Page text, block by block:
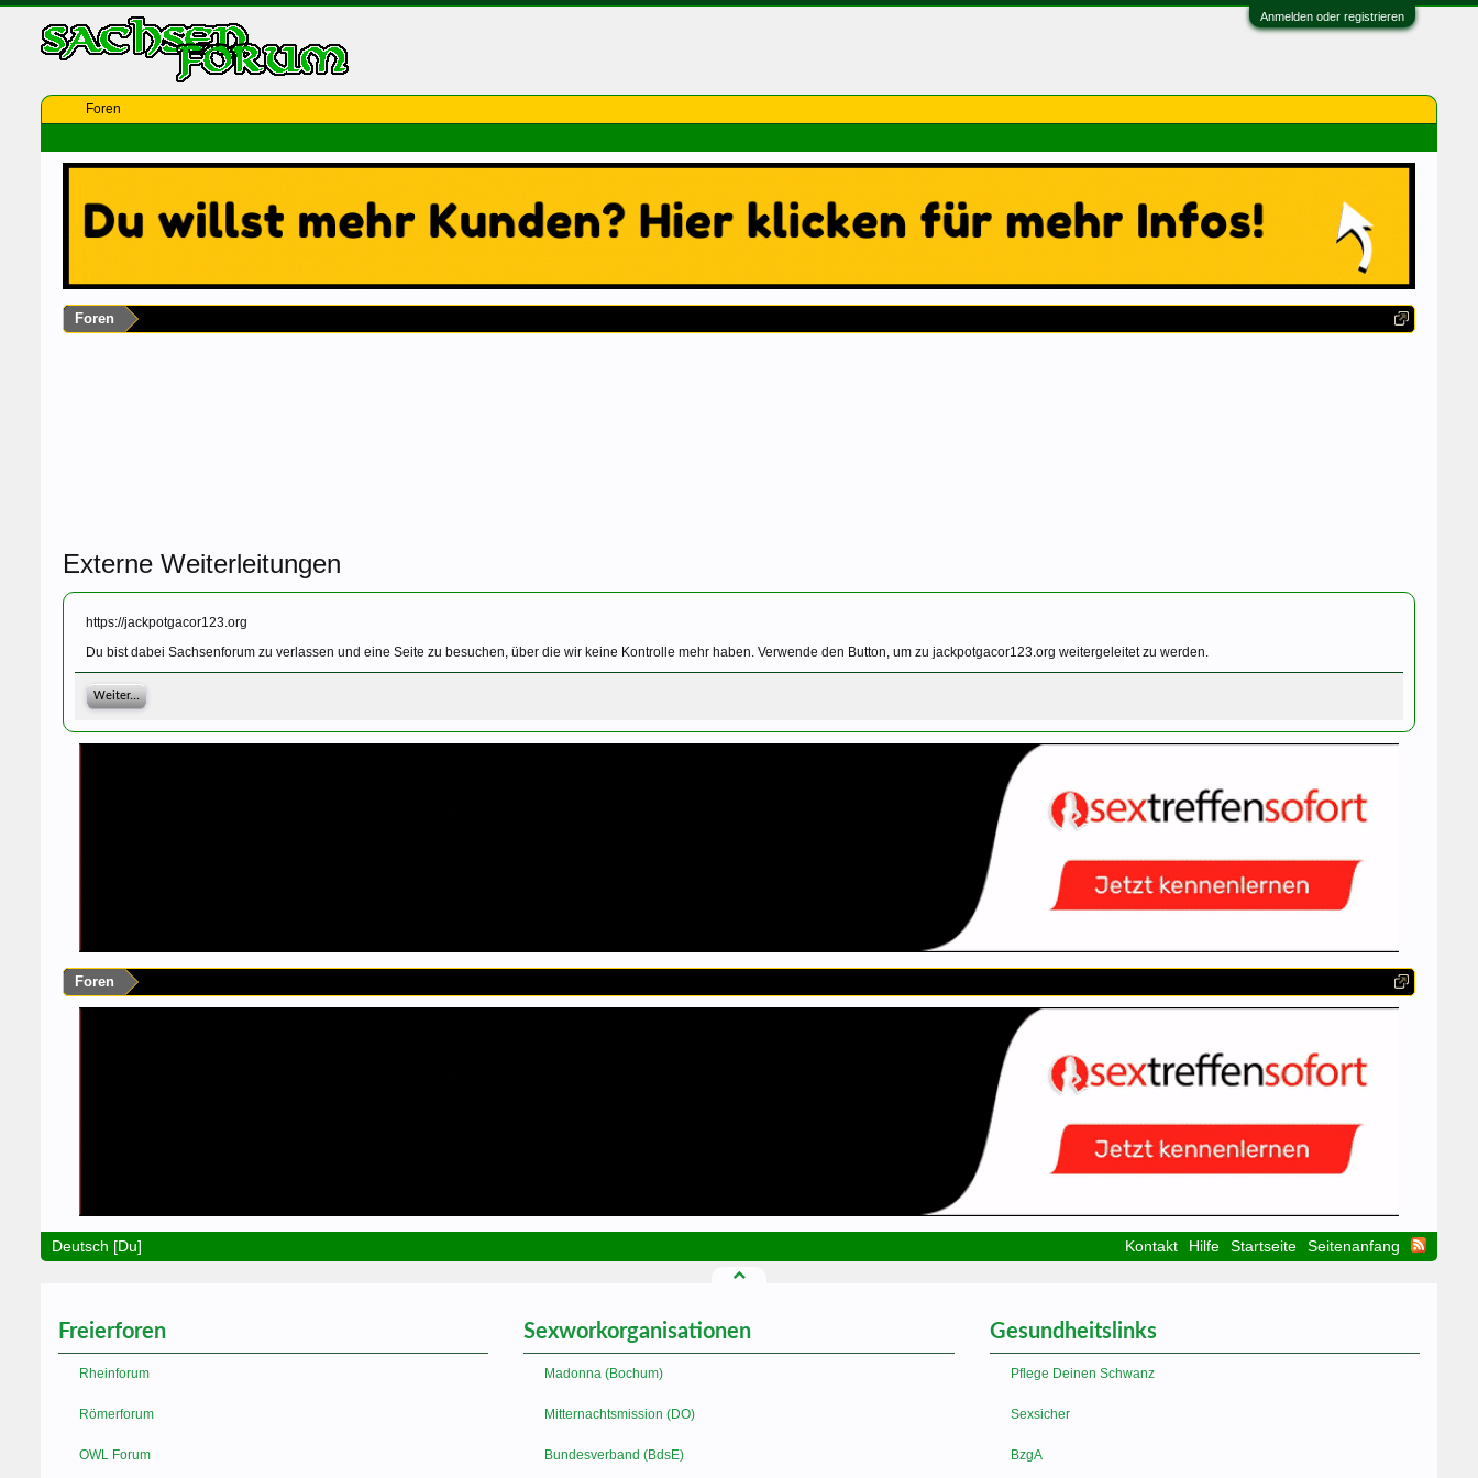
Anmelden oder registrieren
Foren
Externe Weiterleitungen
https://jackpotgacor123.org
Du bist dabei Sachsenforum zu verlassen und eine Seite zu besuchen, über die wir keine Kontrolle mehr haben. Verwende den Button, um zu jackpotgacor123.org weitergeleitet zu werden.
Weiter...
Foren
Foren
Deutsch [Du] Kontakt Hilfe Startseite Seitenanfang
Freierforen
Rheinforum
Römerforum
OWL Forum
Sexworkorganisationen
Madonna (Bochum)
Mitternachtsmission (DO)
Bundesverband (BdsE)
Gesundheitslinks
Pflege Deinen Schwanz
Sexsicher
BzgA